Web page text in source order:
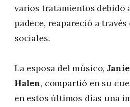
varios tratamientos debido
padece, reapareció a través
sociales.
La esposa del músico,
Halen, compartió en su
en estos últimos días una